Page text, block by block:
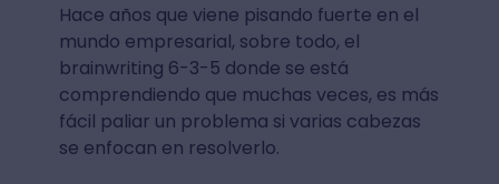
Hace años que viene pisando fuerte en el
mundo empresarial, sobre todo, el
brainwriting 6-3-5 donde se está
comprendiendo que muchas veces, es más
fácil paliar un problema si varias cabezas
se enfocan en resolverlo.